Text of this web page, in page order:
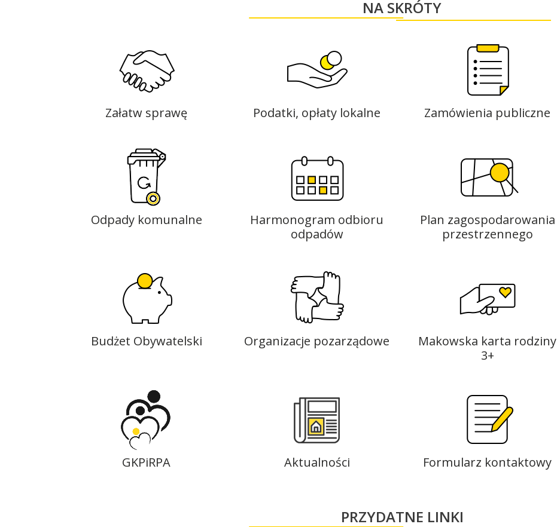
NA SKRÓTY
Załatw sprawę Podatki, opłaty lokalne Zamówienia publiczne
Odpady komunalne
Harmonogram odbioru
odpadów
Plan zagospodarowania
przestrzennego
Budżet Obywatelski Organizacje pozarządowe
Makowska karta rodziny
3+
GKPiRPA Aktualności Formularz kontaktowy
PRZYDATNE LINKI